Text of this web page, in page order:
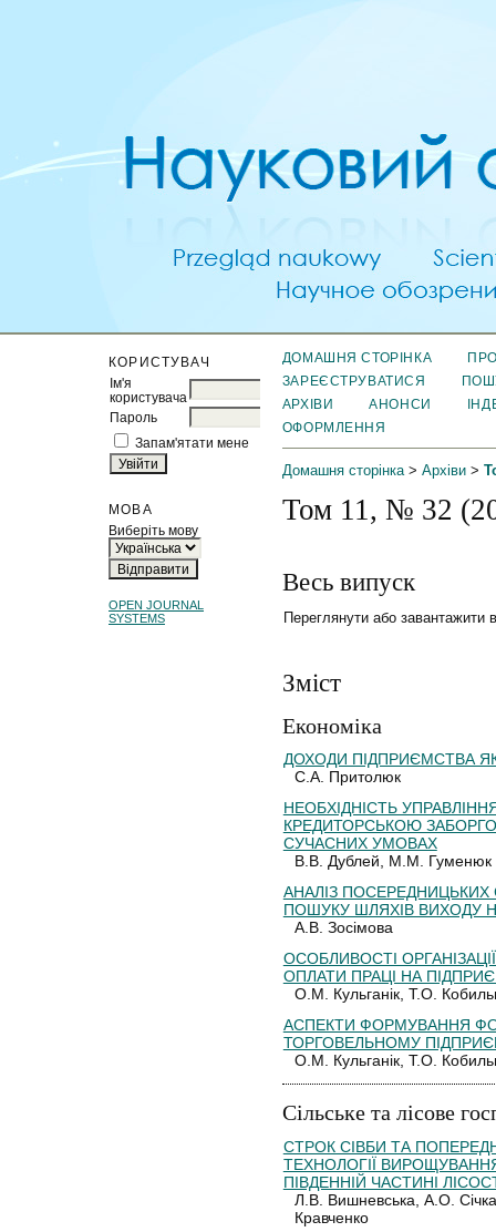
КОРИСТУВАЧ
Ім'я
користувача
Пароль
Запам'ятати мене
МОВА
Виберіть мову
OPEN JOURNAL
SYSTEMS
ДОМАШНЯ СТОРІНКА
ЗАРЕЄСТРУВАТИСЯ
АРХІВИ
АНОНСИ
ОФОРМЛЕННЯ
Домашня сторінка> Архіви>
Том 11, № 32
Весь випуск
Переглянути або завантажити
Зміст
Економіка
ДОХОДИ ПІДПРИЄМСТВА
С.А. Притолюк
НЕОБХІДНІСТЬ
КРЕДИТОРСЬКОЮ
СУЧАСНИХ УМОВАХ
В.В. Дублей, М.М. Гуменюк
АНАЛІЗ ПОСЕРЕДНИЦЬКИХ
ПОШУКУ ШЛЯХІВ ВИХОДУ
А.В. Зосімова
ОСОБЛИВОСТІ
ОПЛАТИ ПРАЦІ НА
О.М. Кульганік, Т.О.
АСПЕКТИ ФОРМУВАННЯ
ТОРГОВЕЛЬНОМУ
О.М. Кульганік, Т.О.
Сільське та лісове
СТРОК СІВБИ ТА
ТЕХНОЛОГІЇ
ПІВДЕННІЙ ЧАСТИНІ
Л.В. Вишневська, А.О.
Кравченко